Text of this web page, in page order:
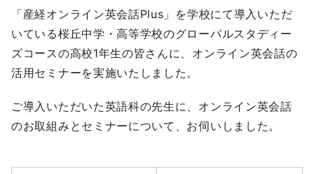
「産経オンライン英会話Plus」を学校にて導入いただ
いている桜丘中学・高等学校のグローバルスタディー
ズコースの高校1年生の皆さんに、オンライン英会話の
活用セミナーを実施いたしました。
ご導入いただいた英語科の先生に、オンライン英会話
のお取組みとセミナーについて、お伺いしました。